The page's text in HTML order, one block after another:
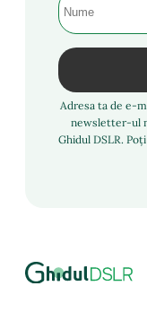
Adresa ta de e-
newsletter-ul
Ghidul DSLR.